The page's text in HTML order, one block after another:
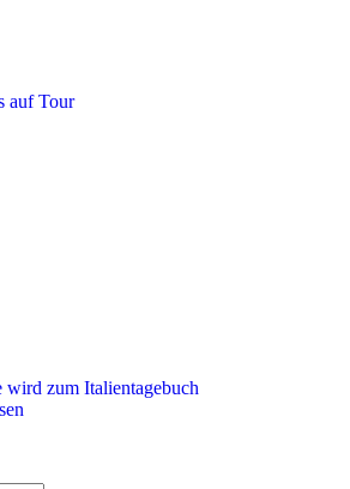
auf Tour
wird zum Italientagebuch